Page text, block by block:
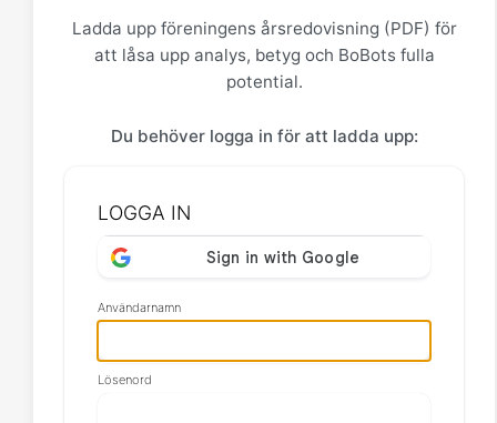
Ladda upp föreningens årsredovisning (PDF) för
att låsa upp analys, betyg och BoBots fulla
potential.
Du behöver logga in för att ladda upp:
LOGGA IN
Användarnamn
Lösenord